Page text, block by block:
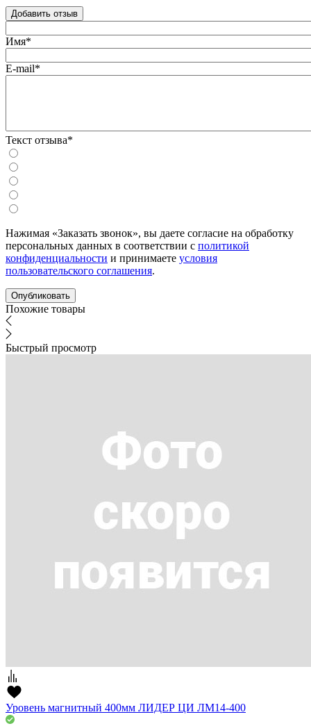
Добавить отзыв
Имя*
E-mail*
Текст отзыва*
Нажимая «Заказать звонок», вы даете согласие на обработку
персональных данных в соответствии с политикой
конфиденциальности и принимаете условия
пользовательского соглашения.
Похожие товары
Быстрый просмотр
Уровень магнитный 400мм ЛИДЕР ЦИ ЛМ14-400